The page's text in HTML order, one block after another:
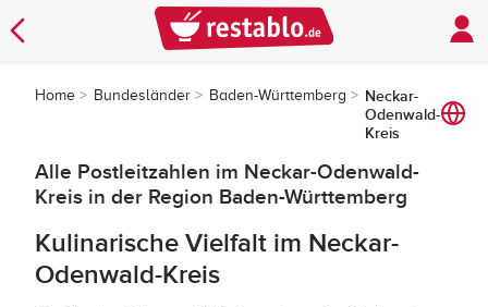
Home Bundesländer Baden-Württemberg
Neckar-
Odenwald-
Kreis
Alle Postleitzahlen im Neckar-Odenwald-
Kreis in der Region Baden-Württemberg
Kulinarische Vielfalt im Neckar-
Odenwald-Kreis